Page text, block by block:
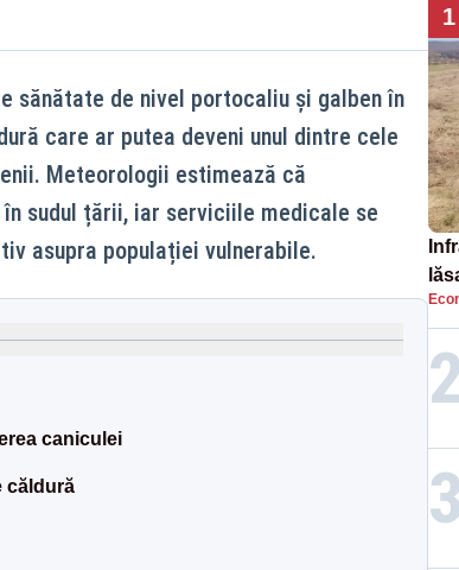
de nivel portocaliu și galben în
care ar putea deveni unul dintre cele
Meteorologii estimează că
sudul țării, iar serviciile medicale se
asupra populației vulnerabile.
caniculei
căldură
1
3